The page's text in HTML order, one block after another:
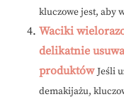
kluczowe jest, aby
Waciki
delikatnie
produktów Jeśli
demakijażu,